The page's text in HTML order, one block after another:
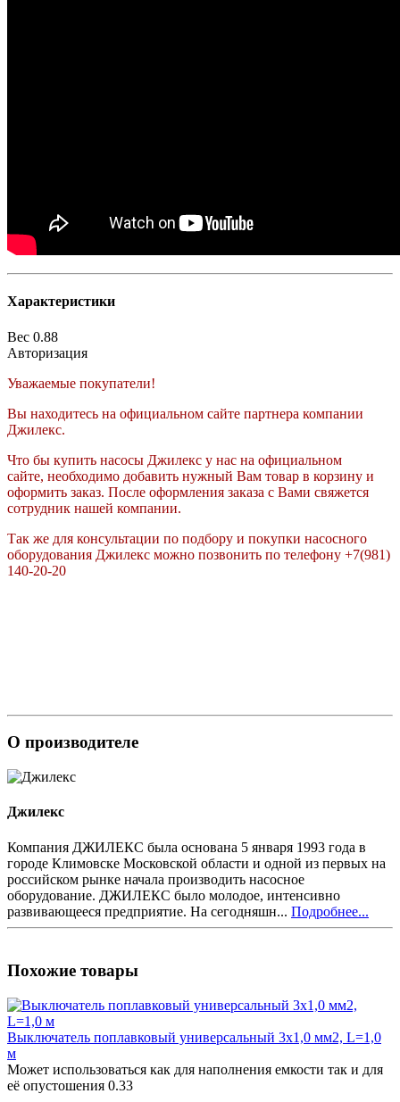
Характеристики
Вес 0.88
Авторизация
Уважаемые покупатели!
Вы находитесь на официальном сайте партнера компании
Джилекс.
Что бы купить насосы Джилекс у нас на официальном
сайте, необходимо добавить нужный Вам товар в корзину и
оформить заказ. После оформления заказа с Вами свяжется
сотрудник нашей компании.
Так же для консультации по подбору и покупки насосного
оборудования Джилекс можно позвонить по телефону +7(981)
140-20-20
О производителе
Джилекс
Компания ДЖИЛЕКС была основана 5 января 1993 года в
городе Климовске Московской области и одной из первых на
российском рынке начала производить насосное
оборудование. ДЖИЛЕКС было молодое, интенсивно
развивающееся предприятие. На сегодняшн... Подробнее...
Похожие товары
Выключатель поплавковый универсальный 3х1,0 мм2, L=1,0
м
Может использоваться как для наполнения емкости так и для
её опустошения 0.33